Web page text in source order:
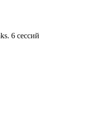
6 сессий